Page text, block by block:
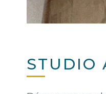
STUDIO